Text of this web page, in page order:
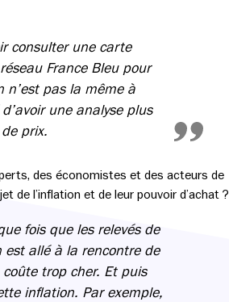
consulter une carte
France Bleu pour
n’est pas la même à
une analyse plus
prix.
des économistes et des acteurs de
de l’inflation et de leur pouvoir d’achat ?
fois que les relevés de
est allé à la rencontre de
trop cher. Et puis
inflation. Par exemple,